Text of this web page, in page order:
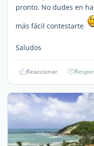
pronto. No dudes en
más fácil contestarte
Saludos
Reaccionar